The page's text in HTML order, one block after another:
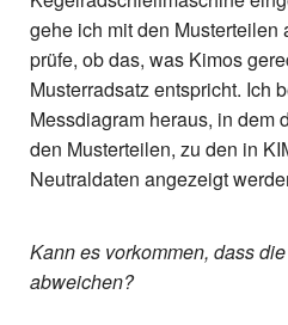
gehe ich mit den
prüfe, ob das, was Kimos
Musterradsatz entspricht. Ich
Messdiagram heraus, in dem
den Musterteilen, zu den in
Neutraldaten angezeigt
Kann es vorkommen, dass
abweichen?